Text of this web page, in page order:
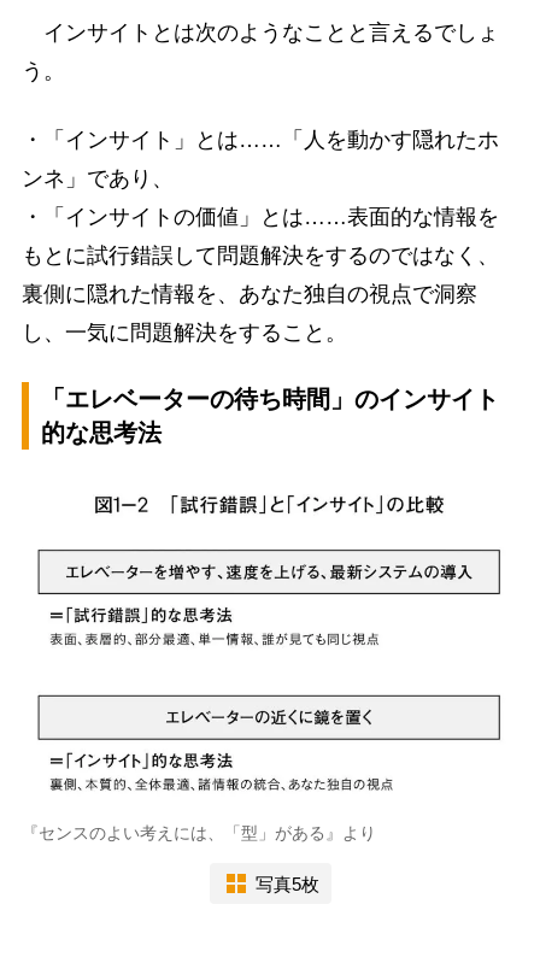
インサイトとは次のようなことと言えるでしょ
う。
・「インサイト」とは……「人を動かす隠れたホ
ンネ」であり、
・「インサイトの価値」とは……表面的な情報を
もとに試行錯誤して問題解決をするのではなく、
裏側に隠れた情報を、あなた独自の視点で洞察
し、一気に問題解決をすること。
「エレベーターの待ち時間」のインサイト
的な思考法
『センスのよい考えには、「型」がある』より
写真5枚